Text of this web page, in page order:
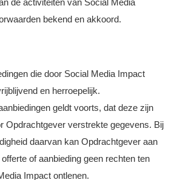
de activiteiten van Social Media
bekend en akkoord.
die door Social Media Impact
en herroepelijk.
geldt voorts, dat deze zijn
Opdrachtgever verstrekte gegevens. Bij
daarvan kan Opdrachtgever aan
of aanbieding geen rechten ten
Impact ontlenen.